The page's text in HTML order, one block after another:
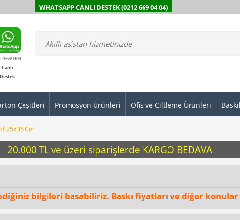
WHATSAPP CANLI DESTEK (0212 669 04 04)
Canlı
Destek
Çeşitleri Promosyon Ürünleri Ofis ve Ciltleme Ürünleri
25x35 Cm
20.000 TL ve üzeri siparişlerde KARGO BEDAVA
bilgileri basabiliriz. Baskı fiyatları ve diğer